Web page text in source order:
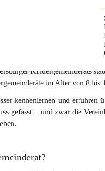
Kindergemeinderats
im Alter von 8 bis
kennenlernen und erfuhren
gefasst – und zwar die